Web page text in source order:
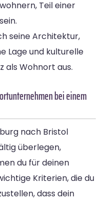
Teil einer
seine Architektur,
Lage und kulturelle
als Wohnort aus.
bei einem
nach Bristol
überlegen,
du für deinen
Kriterien, die du
dass dein